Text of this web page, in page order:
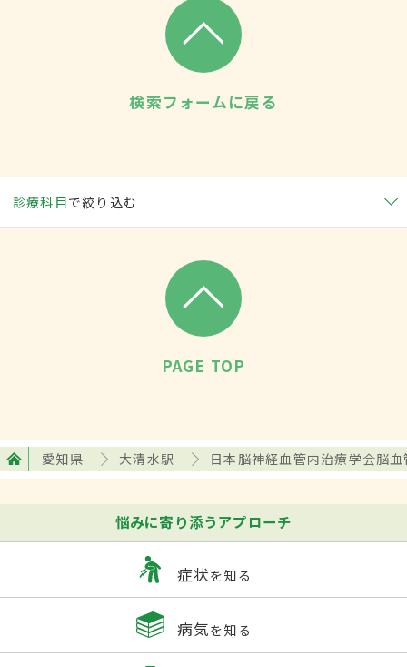
検索フォームに戻る
診療科目で絞り込む
PAGE TOP
愛知県 大清水駅 日本脳神経血管内治療学会脳
悩みに寄り添うアプローチ
症状を知る
病気を知る